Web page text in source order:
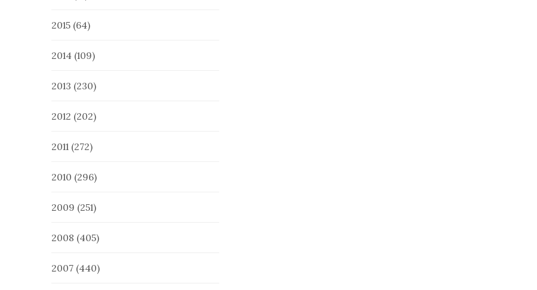
2015 (64)
2014 (109)
2013 (230)
2012 (202)
2011 (272)
2010 (296)
2009 (251)
2008 (405)
2007 (440)